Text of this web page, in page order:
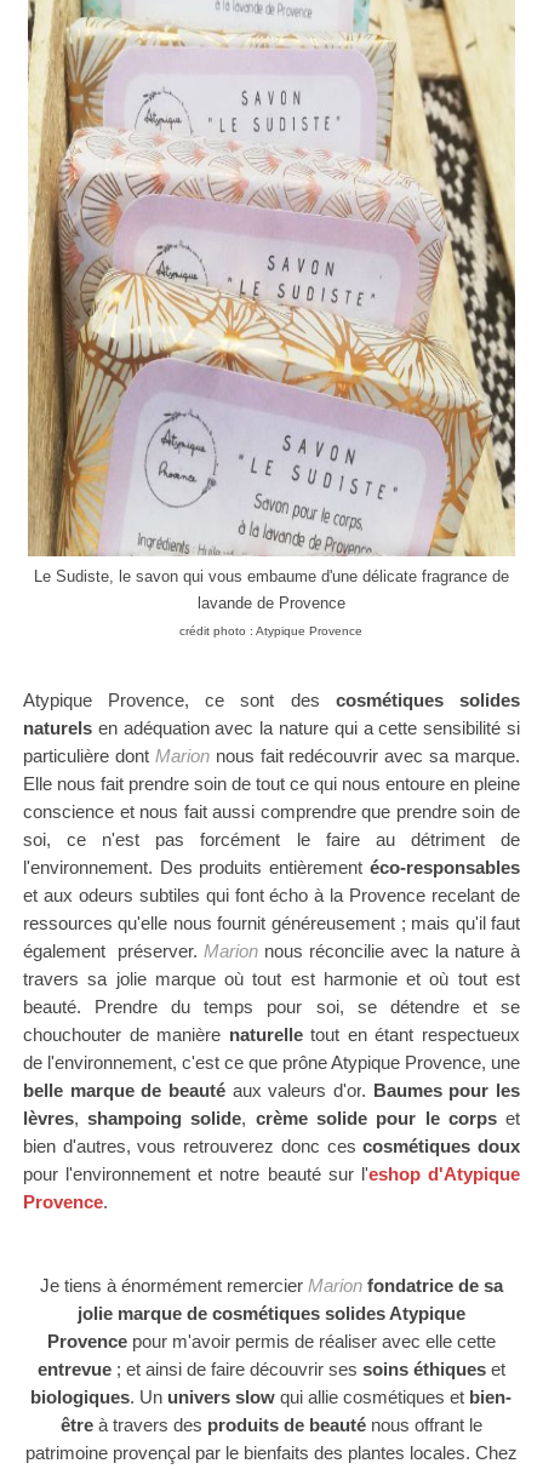
Le Sudiste, le savon qui vous embaume d'une délicate fragrance de
lavande de Provence
crédit photo : Atypique Provence
Atypique Provence, ce sont des cosmétiques solides
naturelsen adéquation avec la nature qui a cette sensibilité si
particulière dont Marionnous fait redécouvrir avec sa marque.
Elle nous fait prendre soin de tout ce qui nous entoure en pleine
conscience et nous fait aussi comprendre que prendre soin de
soi, ce n'est pasforcément le faire au détriment de
l'environnement. Des produits entièrementéco-responsables
et aux odeurs subtiles qui font écho à la Provence recelant de
ressources qu'elle nous fournit généreusement ; mais qu'il faut
également préserver. Marionnous réconcilie avec la nature à
travers sa jolie marque où tout est harmonie et où tout est
beauté. Prendre du temps pour soi, se détendre et se
chouchouter de manière naturelletout en étant respectueux
de l'environnement, c'est ce que prône Atypique Provence, une
belle marque de beautéaux valeurs d'or. Baumes pour les
lèvres,shampoing solide, crème solide pour le corpset
bien d'autres, vous retrouverez donc cescosmétiques doux
pour l'environnement et notre beauté sur l'eshop d'Atypique
Provence.
Je tiens à énormément remercier Marion fondatrice de sa
jolie marque de cosmétiques solides Atypique
Provencepour m'avoir permis de réaliser avec elle cette
entrevue; et ainsi de faire découvrir ses soins éthiqueset
biologiques. Un univers slow qui allie cosmétiques et bien-
êtreà travers des produits de beauténous offrant le
patrimoine provençal par le bienfaits des plantes locales. Chez